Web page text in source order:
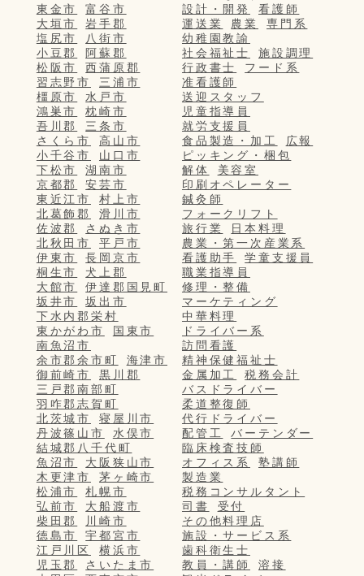
東金市
富谷市
大垣市
岩手郡
塩尻市
八街市
小豆郡
阿蘇郡
松阪市
西蒲原郡
習志野市
三浦市
橿原市
水戸市
鴻巣市
枕崎市
吾川郡
三条市
さくら市
高山市
小千谷市
山口市
下松市
湖南市
京都郡
安芸市
東近江市
村上市
北葛飾郡
滑川市
佐波郡
さぬき市
北秋田市
平戸市
伊東市
長岡京市
桐生市
犬上郡
大館市
伊達郡国見町
坂井市
坂出市
下水内郡栄村
東かがわ市
国東市
南魚沼市
余市郡余市町
海津市
御前崎市
黒川郡
三戸郡南部町
羽咋郡志賀町
北茨城市
寝屋川市
丹波篠山市
水俣市
結城郡八千代町
魚沼市
大阪狭山市
木更津市
茅ヶ崎市
松浦市
札幌市
弘前市
大船渡市
柴田郡
川崎市
徳島市
宇都宮市
江戸川区
横浜市
児玉郡
さいたま市
設計・開発
看護師
運送業
農業
専門系
幼稚園教諭
社会福祉士
施設調理
行政書士
フード系
准看護師
送迎スタッフ
児童指導員
就労支援員
食品製造・加工
広報
ピッキング・梱包
解体
美容室
印刷オペレーター
鍼灸師
フォークリフト
旅行業
日本料理
農業・第一次産業系
看護助手
学童支援員
職業指導員
修理・整備
マーケティング
中華料理
ドライバー系
訪問看護
精神保健福祉士
金属加工
税務会計
バスドライバー
柔道整復師
代行ドライバー
配管工
バーテンダー
臨床検査技師
オフィス系
塾講師
製造業
税務コンサルタント
司書
受付
その他料理店
施設・サービス系
歯科衛生士
教員・講師
溶接